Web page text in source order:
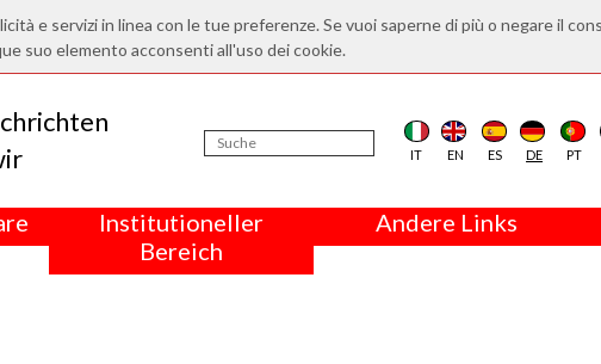
e servizi in linea con le tue preferenze. Se vuoi saperne di più o negare il
suo elemento acconsenti all'uso dei cookie.
IT EN ES DE PT
Institutioneller
Bereich
Andere Links